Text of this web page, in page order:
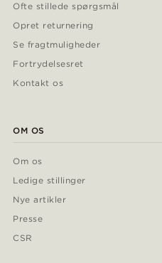
Ofte stillede spørgsmål
Opret returnering
Se fragtmuligheder
Fortrydelsesret
Kontakt os
OM OS
Om os
Ledige stillinger
Nye artikler
Presse
CSR